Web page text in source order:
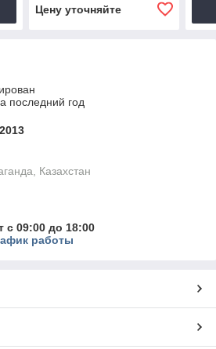
Цену уточняйте
последний год
Казахстан
с 09:00 до 18:00
работы